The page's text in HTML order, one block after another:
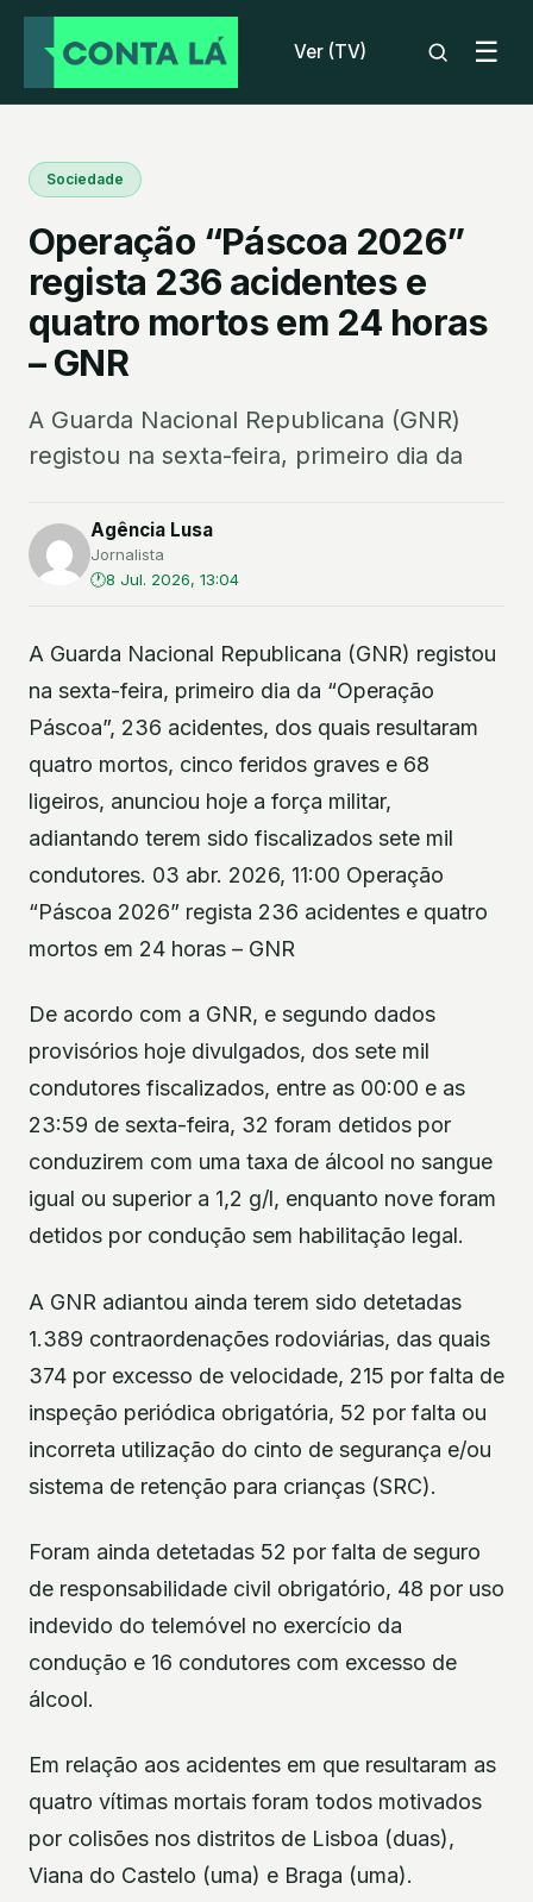
Ver (TV) ☰
Sociedade
Operação “Páscoa 2026”
regista 236 acidentes e
quatro mortos em 24 horas
– GNR
A Guarda Nacional Republicana (GNR)
registou na sexta-feira, primeiro dia da
Agência Lusa
Jornalista
8 Jul. 2026, 13:04
A Guarda Nacional Republicana (GNR) registou
na sexta-feira, primeiro dia da “Operação
Páscoa”, 236 acidentes, dos quais resultaram
quatro mortos, cinco feridos graves e 68
ligeiros, anunciou hoje a força militar,
adiantando terem sido fiscalizados sete mil
condutores. 03 abr. 2026, 11:00 Operação
“Páscoa 2026” regista 236 acidentes e quatro
mortos em 24 horas – GNR
De acordo com a GNR, e segundo dados
provisórios hoje divulgados, dos sete mil
condutores fiscalizados, entre as 00:00 e as
23:59 de sexta-feira, 32 foram detidos por
conduzirem com uma taxa de álcool no sangue
igual ou superior a 1,2 g/l, enquanto nove foram
detidos por condução sem habilitação legal.
A GNR adiantou ainda terem sido detetadas
1.389 contraordenações rodoviárias, das quais
374 por excesso de velocidade, 215 por falta de
inspeção periódica obrigatória, 52 por falta ou
incorreta utilização do cinto de segurança e/ou
sistema de retenção para crianças (SRC).
Foram ainda detetadas 52 por falta de seguro
de responsabilidade civil obrigatório, 48 por uso
indevido do telemóvel no exercício da
condução e 16 condutores com excesso de
álcool.
Em relação aos acidentes em que resultaram as
quatro vítimas mortais foram todos motivados
por colisões nos distritos de Lisboa (duas),
Viana do Castelo (uma) e Braga (uma).